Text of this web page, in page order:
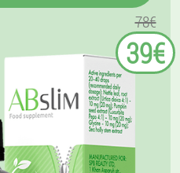
78€
39€